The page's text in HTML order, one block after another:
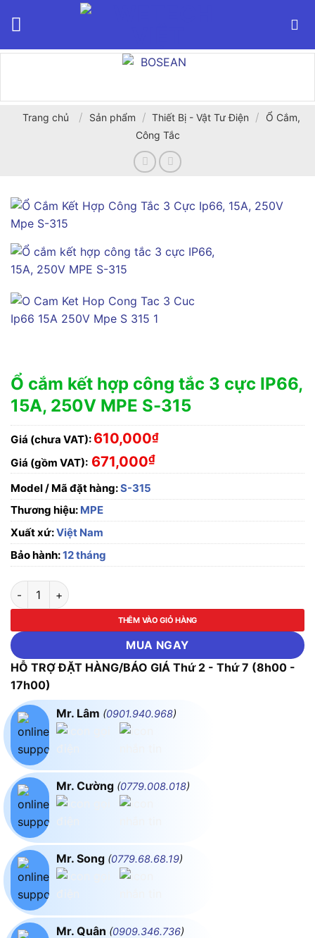
Trang chủ / Sản phẩm / Thiết Bị - Vật Tư Điện /
Ổ Cắm,
Công Tắc
Ổ cắm kết hợp công tắc 3 cực IP66,
15A, 250V MPE S-315
Giá (chưa VAT): 610,000₫
Giá (gồm VAT): 671,000₫
Model / Mã đặt hàng:S-315
Thương hiệu: MPE
Xuất xứ:Việt Nam
Bảo hành:12 tháng
Ổ cắm kết hợp công tắc 3 cực IP66, 15A, 250V MPE S-315 số
THÊM VÀO GIỎ HÀNG
MUA NGAY
HỖ TRỢ ĐẶT HÀNG/BÁO GIÁ Thứ 2 - Thứ 7 (8h00 -
17h00)
Mr. Lâm (0901.940.968)
Mr. Cường (0779.008.018)
Mr. Song (0779.68.68.19)
Mr. Quân (0909.346.736)